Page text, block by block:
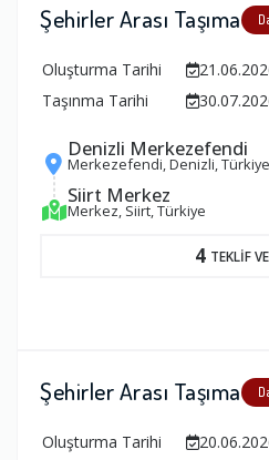
Şehirler Arası Taşıma
Oluşturma Tarihi
Taşınma Tarihi
Denizli Merkezefendi
Merkezefendi, Denizli, Türkiye
Siirt Merkez
Merkez, Siirt, Türkiye
4 TEKLİF
Şehirler Arası Taşıma
Oluşturma Tarihi